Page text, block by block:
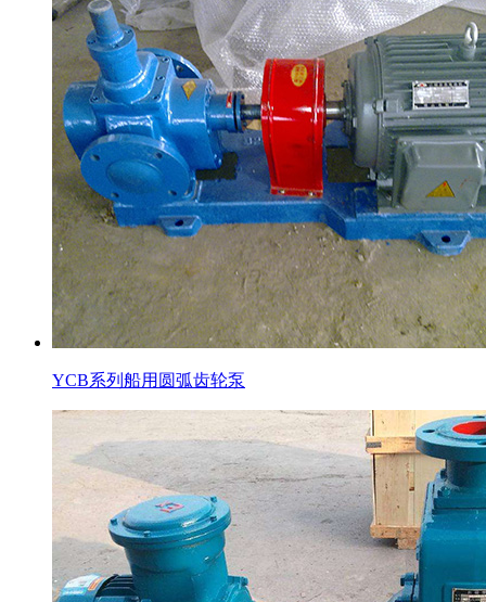
YCB系列船用圆弧齿轮泵